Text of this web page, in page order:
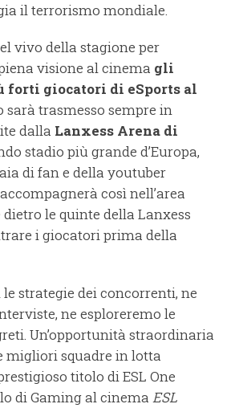
il terrorismo mondiale.
vivo della stagione per
visione al cinema gli
forti giocatori di eSports al
sarà trasmesso sempre in
dalla Lanxess Arena di
stadio più grande d’Europa,
di fan e della youtuber
accompagnerà così nell’area
le quinte della Lanxess
i giocatori prima della
strategie dei concorrenti, ne
ne esploreremo le
Un’opportunità straordinaria
migliori squadre in lotta
titolo di ESL One
di Gaming al cinema ESL